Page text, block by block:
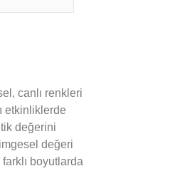
canlı renkleri
etkinliklerde
değerini
değeri
boyutlarda